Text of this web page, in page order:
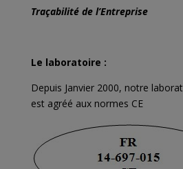
Traçabilité de l’Entreprise
Le laboratoire :
Depuis Janvier 2000, notre
est agréé aux normes CE